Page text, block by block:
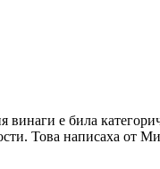
е била
Това написаха